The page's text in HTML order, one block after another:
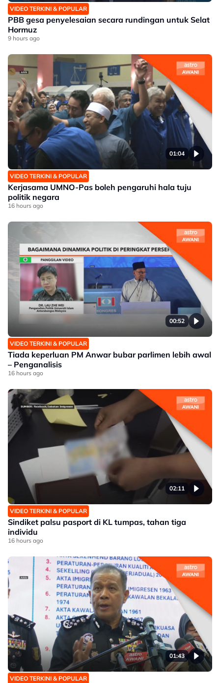
VIDEO TERKINI & POPULAR
PBB gesa penyelesaian secara rundingan untuk Selat
Hormuz
9 hours ago
01:04
VIDEO TERKINI & POPULAR
Kerjasama UMNO-Pas boleh pengaruhi hala tuju
politik negara
16 hours ago
00:52
VIDEO TERKINI & POPULAR
Tiada keperluan PM Anwar bubar parlimen lebih awal
– Penganalisis
16 hours ago
02:11
VIDEO TERKINI & POPULAR
Sindiket palsu pasport di KL tumpas, tahan tiga
individu
16 hours ago
01:43
VIDEO TERKINI & POPULAR